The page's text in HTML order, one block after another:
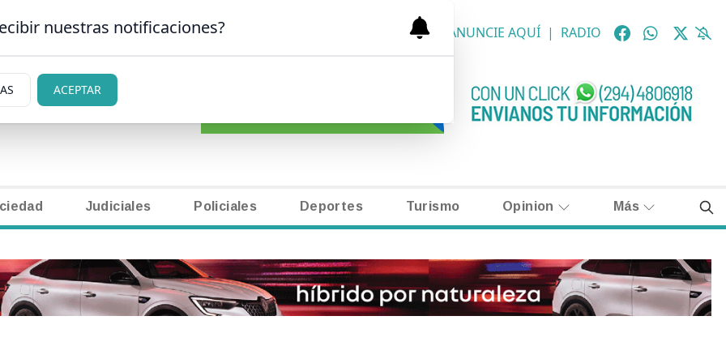
DE BARILOCHE CLASIFICADOS NECROLÓGICAS ANUNCIE AQUÍ | RADIO
Judiciales Policiales Deportes Turismo Opinion Más
nuestras notificaciones?
ACEPTAR